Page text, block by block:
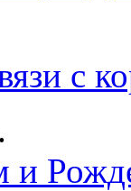
с